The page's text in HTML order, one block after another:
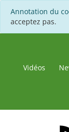
Annotation du
acceptez pas.
Vidéos